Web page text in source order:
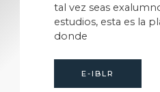
tal vez seas
estudios, esta es la
donde
E-IBLR